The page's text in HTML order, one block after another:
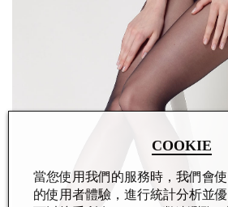
COOKIE
當您使用我們的服務時，我們會
的使用者體驗，進行統計分析並